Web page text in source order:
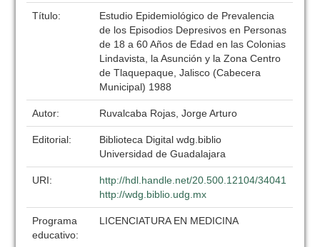
Título:
Estudio Epidemiológico de Prevalencia
de los Episodios Depresivos en Personas
de 18 a 60 Años de Edad en las Colonias
Lindavista, la Asunción y la Zona Centro
de Tlaquepaque, Jalisco (Cabecera
Municipal) 1988
Autor: Ruvalcaba Rojas, Jorge Arturo
Editorial:
Biblioteca Digital wdg.biblio
Universidad de Guadalajara
URI:
http://hdl.handle.net/20.500.12104/34041
http://wdg.biblio.udg.mx
Programa
educativo:
LICENCIATURA EN MEDICINA